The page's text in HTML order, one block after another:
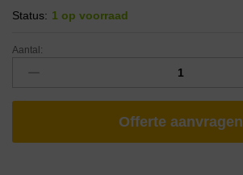
Status: 1 op voorraad
Aantal:
Offerte aanvragen